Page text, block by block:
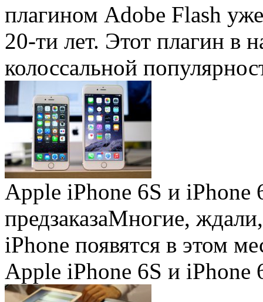
плагином Adobe Flash
20-ти лет. Этот плагин в
колоссальной
Apple iPhone 6S и iPhone
предзаказаМногие, ждали,
iPhone появятся в этом
Apple iPhone 6S и iPhone